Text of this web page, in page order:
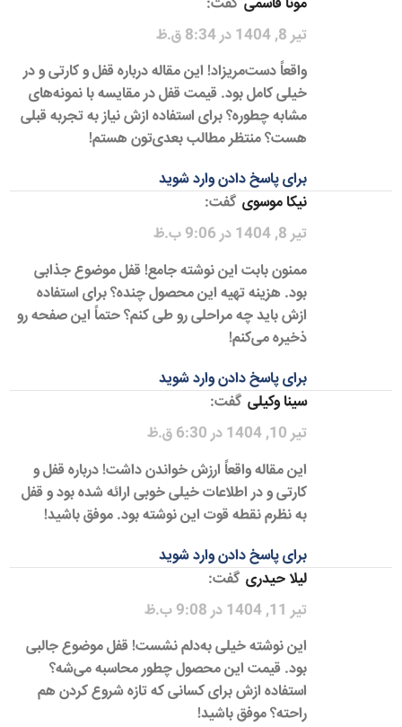
تیر 8, 1404 در 8:34 ق.ظ
واقعاً دست‌مریزاد! این مقاله درباره قفل و کارتی و در
خیلی کامل بود. قیمت قفل در مقایسه با نمونه‌های
مشابه چطوره؟ برای استفاده ازش نیاز به تجربه قبلی
هست؟ منتظر مطالب بعدی‌تون هستم!
برای پاسخ دادن وارد شوید
نیکا موسوی گفت:
تیر 8, 1404 در 9:06 ب.ظ
ممنون بابت این نوشته جامع! قفل موضوع جذابی
بود. هزینه تهیه این محصول چنده؟ برای استفاده
ازش باید چه مراحلی رو طی کنم؟ حتماً این صفحه رو
ذخیره می‌کنم!
برای پاسخ دادن وارد شوید
سینا وکیلی گفت:
تیر 10, 1404 در 6:30 ق.ظ
این مقاله واقعاً ارزش خواندن داشت! درباره قفل و
کارتی و در اطلاعات خیلی خوبی ارائه شده بود و قفل
به نظرم نقطه قوت این نوشته بود. موفق باشید!
برای پاسخ دادن وارد شوید
لیلا حیدری گفت:
تیر 11, 1404 در 9:08 ب.ظ
این نوشته خیلی به‌دلم نشست! قفل موضوع جالبی
بود. قیمت این محصول چطور محاسبه می‌شه؟
استفاده ازش برای کسانی که تازه شروع کردن هم
راحته؟ موفق باشید!